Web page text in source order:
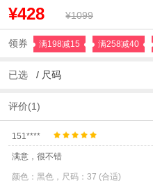
¥428 ¥1099
领券 满198减15 满258减40
已选 / 尺码
评价(1)
151****
满意，很不错
颜色：黑色，尺码：37 (合适)